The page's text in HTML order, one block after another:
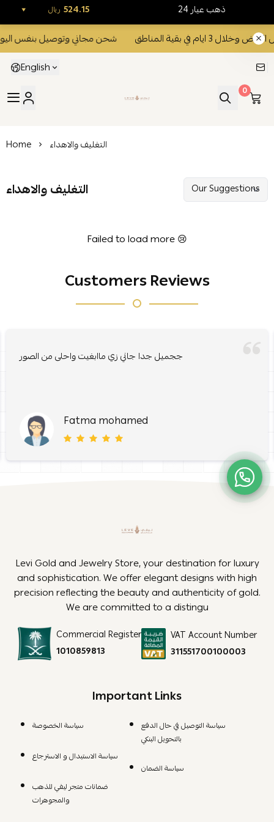
شحن مجاني وتوصيل بنفس اليوم داخل
في بقية المناطق
English
ليفي للذهب والمجوهرات
0
Home التغليف والاهداء
التغليف والاهداء
Failed to load more 😢
Customers Reviews
ججميل جدا جاني زي ماابغيت واحلى من الصور
Fatma mohamed
Important Links
سياسة الخصوصة
سياسة الاستبدال و الاسترجاع
ضمانات متجر ليفي للذهب
والمجوهرات
سياسة التوصيل في حال الدفع
بالتحويل البنكي
سياسة الضمان
Levi Gold and Jewelry Store, your destination for luxury
and sophistication. We offer elegant designs with high
precision reflecting the beauty and authenticity of gold.
We are committed to a distingu
Commercial Register
1010859813
VAT Account Number
311551700100003
24 ذهب عيار ريال 524.15